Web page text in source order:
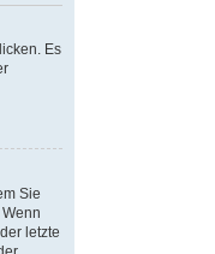
Es
Sie
letzte